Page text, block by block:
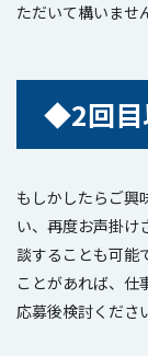
ただいて構いませ
◆2回
もしかしたらご興
い、再度お声掛け
談することも可能
ことがあれば、仕
応募後検討くださ